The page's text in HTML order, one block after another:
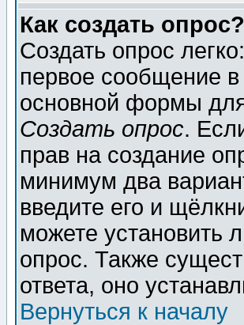
Как создать опрос?
Создать опрос
первое сообщение в
основной формы
Создать опрос.
прав на создание
минимум два
введите его и
можете установить
опрос. Также
ответа, оно
Вернуться к началу